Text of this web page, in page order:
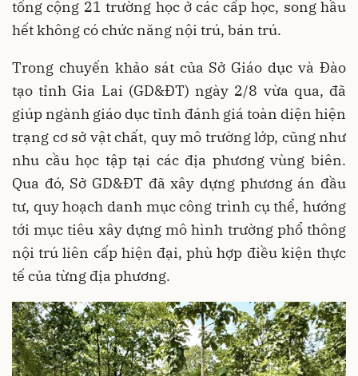
tổng cộng 21 trường học ở các cấp học, song hầu
hết không có chức năng nội trú, bán trú.
Trong chuyến khảo sát của Sở Giáo dục và Đào
tạo tỉnh Gia Lai (GD&ĐT) ngày 2/8 vừa qua, đã
giúp ngành giáo dục tỉnh đánh giá toàn diện hiện
trạng cơ sở vật chất, quy mô trường lớp, cũng như
nhu cầu học tập tại các địa phương vùng biên.
Qua đó, Sở GD&ĐT đã xây dựng phương án đầu
tư, quy hoạch danh mục công trình cụ thể, hướng
tới mục tiêu xây dựng mô hình trường phổ thông
nội trú liên cấp hiện đại, phù hợp điều kiện thực
tế của từng địa phương.